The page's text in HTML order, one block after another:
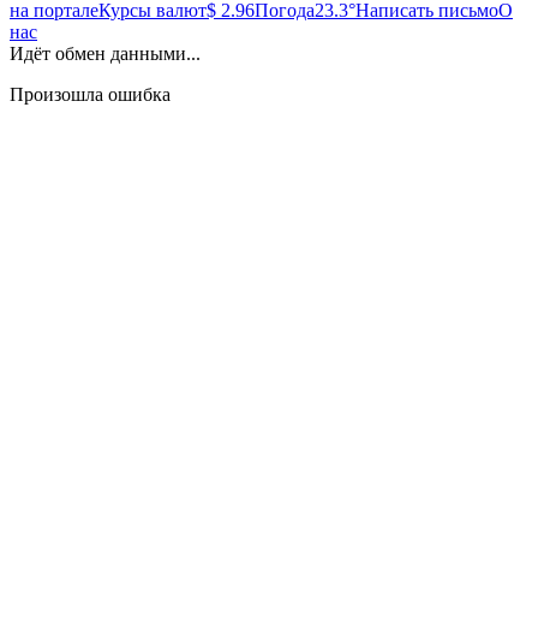
на порталеКурсы валют$ 2.96Погода23.3°Написать письмоО
нас
Идёт обмен данными...
Произошла ошибка